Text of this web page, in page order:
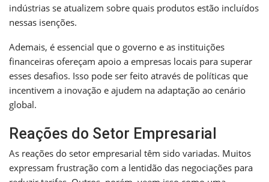
indústrias se atualizem sobre quais produtos estão incluídos
nessas isenções.
Ademais, é essencial que o governo e as instituições
financeiras ofereçam apoio a empresas locais para superar
esses desafios. Isso pode ser feito através de políticas que
incentivem a inovação e ajudem na adaptação ao cenário
global.
Reações do Setor Empresarial
As reações do setor empresarial têm sido variadas. Muitos
expressam frustração com a lentidão das negociações para